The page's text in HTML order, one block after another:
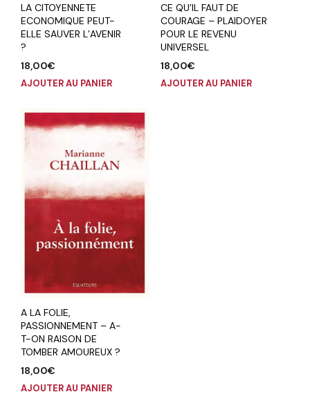
LA CITOYENNETE
ECONOMIQUE PEUT-
ELLE SAUVER L’AVENIR
?
18,00€
AJOUTER AU PANIER
CE QU’IL FAUT DE
COURAGE – PLAIDOYER
POUR LE REVENU
UNIVERSEL
18,00€
AJOUTER AU PANIER
A LA FOLIE,
PASSIONNEMENT – A-
T-ON RAISON DE
TOMBER AMOUREUX ?
18,00€
AJOUTER AU PANIER